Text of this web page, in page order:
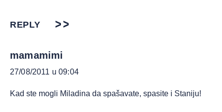
REPLY
mamamimi
27/08/2011 u 09:04
Kad ste mogli Miladina da spašavate, spasite i Staniju!